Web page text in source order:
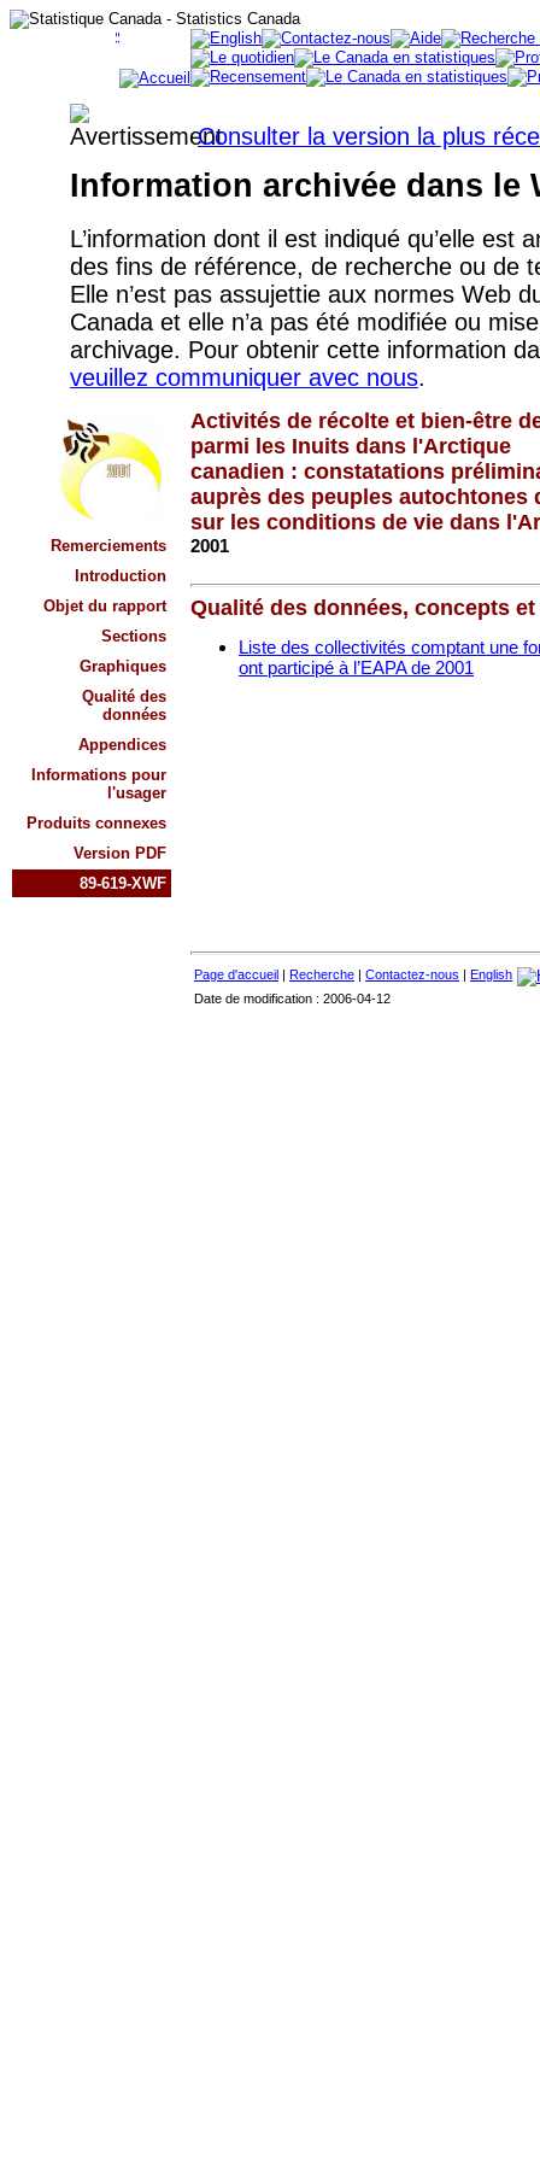
Consulter la version la plus
Information archivée dans le
L’information dont il est indiqué qu’elle est
des fins de référence, de recherche ou de
Elle n’est pas assujettie aux normes Web
Canada et elle n’a pas été modifiée ou
archivage. Pour obtenir cette information
veuillez communiquer avec nous.
Remerciements
Introduction
Objet du rapport
Sections
Graphiques
Qualité des
données
Appendices
Informations pour
l'usager
Produits connexes
Version PDF
89-619-XWF
Activités de récolte et bien-être
parmi les Inuits dans l'Arctique
canadien : constatations
auprès des peuples autochtones
sur les conditions de vie dans
2001
Qualité des données, concepts
Liste des collectivités comptant une
ont participé à l’EAPA de 2001
Page d'accueil | Recherche | Contactez-nous | English
Date de modification : 2006-04-12